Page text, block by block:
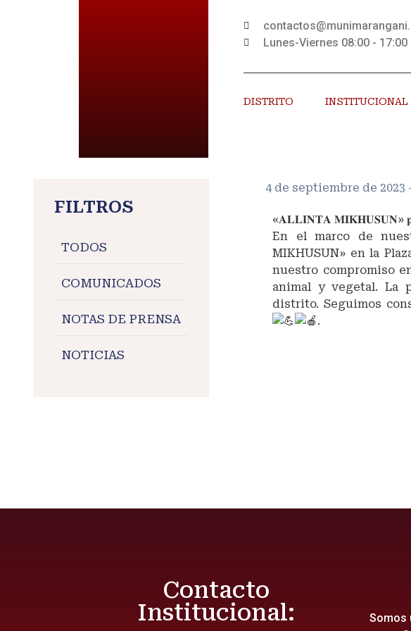
Lunes-Viernes 08:00 - 17:00
DISTRITO INSTITUCIONAL
FILTROS
TODOS
COMUNICADOS
NOTAS DE PRENSA
NOTICIAS
4 de septiembre de 2023
«𝐀𝐋𝐋𝐈𝐍𝐓𝐀 𝐌𝐈𝐊𝐇𝐔𝐒𝐔𝐍»
En el marco de
MIKHUSUN» en la
nuestro compromiso
animal y vegetal. La
distrito. Seguimos
.
Contacto
Institucional:
Somos